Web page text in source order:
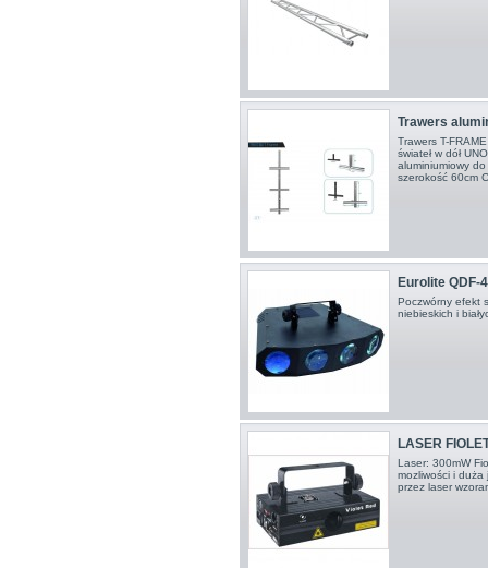
Trawers
Trawers T-
świateł w dół
aluminiumiowy
szerokość 60cm
Eurolite QDF-
Poczwórny efekt
niebieskich i
LASER
Laser: 300mW
mozliwości i duża
przez laser